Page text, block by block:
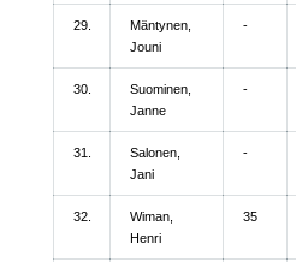
29.
Mäntynen,
Jouni
-
30.
Suominen,
Janne
-
31.
Salonen,
Jani
-
32.
Wiman,
Henri
35